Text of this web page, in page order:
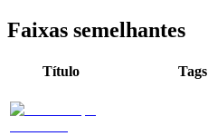
Faixas semelhantes
Título Tags